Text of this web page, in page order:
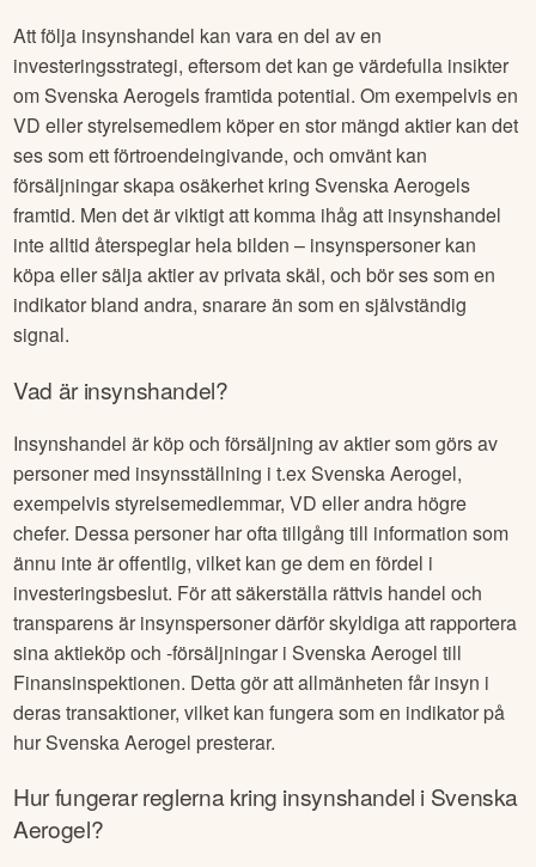
Att följa insynshandel kan vara en del av en
investeringsstrategi, eftersom det kan ge värdefulla insikter
omSvenska Aerogels framtida potential. Om exempelvis en
VD eller styrelsemedlem köper en stor mängd aktier kan det
ses som ett förtroendeingivande, och omvänt kan
försäljningar skapa osäkerhet kringSvenska Aerogels
framtid. Men det är viktigt att komma ihåg att insynshandel
inte alltid återspeglar hela bilden – insynspersoner kan
köpa eller sälja aktier av privata skäl, och bör ses som en
indikator bland andra, snarare än som en självständig
signal.
Vad är insynshandel?
Insynshandel är köp och försäljning av aktier som görs av
personer med insynsställning i t.exSvenska Aerogel,
exempelvis styrelsemedlemmar, VD eller andra högre
chefer. Dessa personer har ofta tillgång till information som
ännu inte är offentlig, vilket kan ge dem en fördel i
investeringsbeslut. För att säkerställa rättvis handel och
transparens är insynspersoner därför skyldiga att rapportera
sina aktieköp och -försäljningar iSvenska Aerogel till
Finansinspektionen. Detta gör att allmänheten får insyn i
deras transaktioner, vilket kan fungera som en indikator på
hurSvenska Aerogel presterar.
Hur fungerar reglerna kring insynshandel i Svenska
Aerogel?